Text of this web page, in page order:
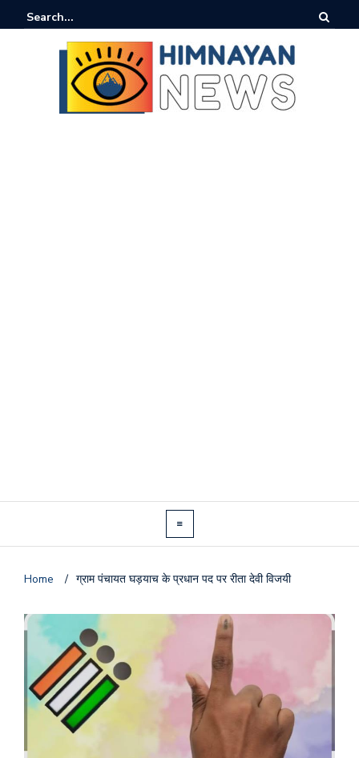
Home / ग्राम पंचायत घड़याच के प्रधान पद पर रीता देवी विजयी